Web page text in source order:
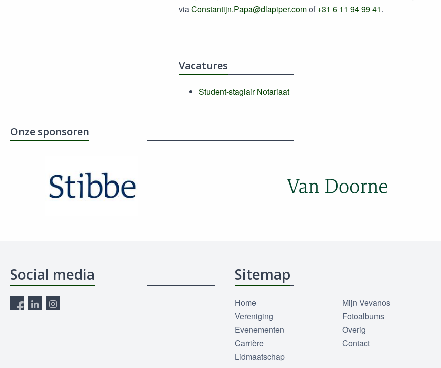
viaConstantijn.Papa@dlapiper.comof+31 6 11 94 99 41.
Vacatures
Student-stagiair Notariaat
Onze sponsoren
Social media Sitemap
Home
Vereniging
Evenementen
Carrière
Lidmaatschap
Mijn Vevanos
Fotoalbums
Overig
Contact